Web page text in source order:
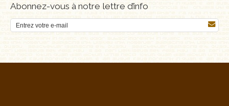
Abonnez-vous à notre lettre d’info